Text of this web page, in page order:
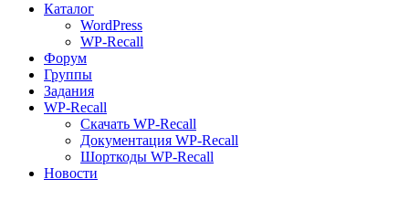
Каталог
WordPress
WP-Recall
Форум
Группы
Задания
WP-Recall
Скачать WP-Recall
Документация WP-Recall
Шорткоды WP-Recall
Новости